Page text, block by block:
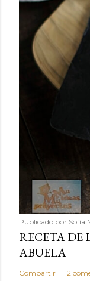
Publicado por Sofía
RECETA DE
ABUELA
Compartir 12